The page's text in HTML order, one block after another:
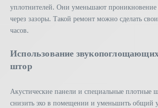
уплотнителей. Они уменьшают
через зазоры. Такой ремонт можно сделать
часов.
Использование
штор
Акустические панели и специальные плотные
снизить эхо в помещении и уменьшить общий